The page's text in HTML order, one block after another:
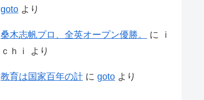
goto より
桑木志帆プロ、全英オープン優勝。 に
ｉ
ｃｈｉ
より
教育は国家百年の計 に goto より